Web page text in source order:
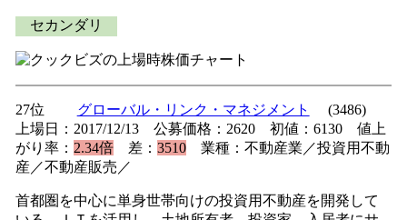
セカンダリ
27位 グローバル・リンク・マネジメント
(3486)
上場日：2017/12/13 公募価格：2620 初値：6130 値上
がり率： 2.34倍差： 3510業種：不動産業／投資用不動
産／不動産販売／
首都圏を中心に単身世帯向けの投資用不動産を開発して